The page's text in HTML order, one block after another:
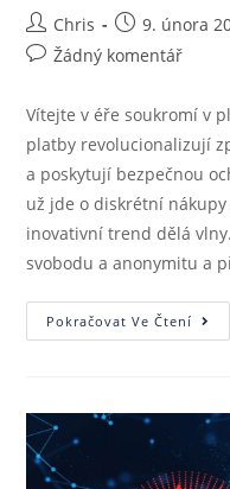
Chris 9. února
Žádný komentář
Vítejte v éře soukromí v
platby revolucionalizují
a poskytují bezpečnou
už jde o diskrétní
inovativní trend dělá
svobodu a anonymitu a
Pokračovat Ve Čtení